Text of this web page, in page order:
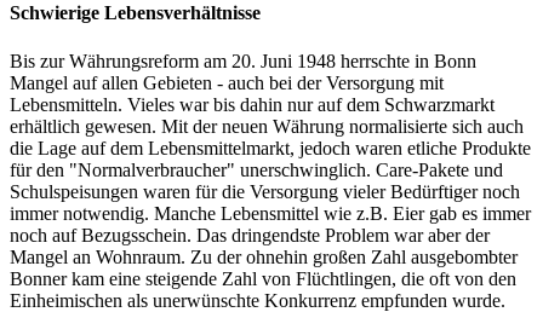
Schwierige Lebensverhältnisse
Bis zur Währungsreform am 20. Juni 1948 herrschte in Bonn
Mangel auf allen Gebieten - auch bei der Versorgung mit
Lebensmitteln. Vieles war bis dahin nur auf dem Schwarzmarkt
erhältlich gewesen. Mit der neuen Währung normalisierte sich auch
die Lage auf dem Lebensmittelmarkt, jedoch waren etliche Produkte
für den "Normalverbraucher" unerschwinglich. Care-Pakete und
Schulspeisungen waren für die Versorgung vieler Bedürftiger noch
immer notwendig. Manche Lebensmittel wie z.B. Eier gab es immer
noch auf Bezugsschein. Das dringendste Problem war aber der
Mangel an Wohnraum. Zu der ohnehin großen Zahl ausgebombter
Bonner kam eine steigende Zahl von Flüchtlingen, die oft von den
Einheimischen als unerwünschte Konkurrenz empfunden wurde.